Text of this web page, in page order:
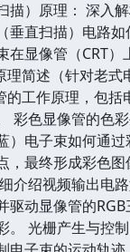
描）原理： 深入
垂直扫描）电路
在显像管（CRT）
理简述（针对老
的工作原理，包括
彩色显像管的色
）电子束如何通
，最终形成彩色
介绍视频输出电
驱动显像管的
。 光栅产生与控